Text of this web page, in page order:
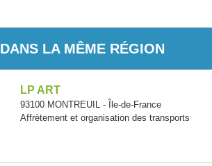
DANS LA MÊME RÉGION
LP ART
93100 MONTREUIL - Île-de-France
Affrètement et organisation des transports